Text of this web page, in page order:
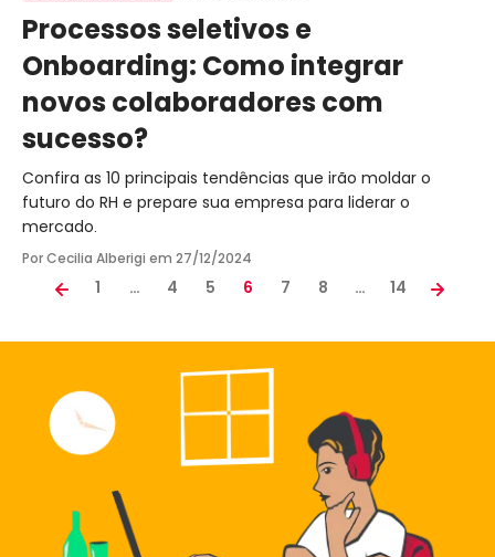
Processos seletivos e
Onboarding: Como integrar
novos colaboradores com
sucesso?
Confira as 10 principais tendências que irão moldar o
futuro do RH e prepare sua empresa para liderar o
mercado.
Por Cecilia Alberigi em 27/12/2024
1 … 4 5 6 7 8 … 14